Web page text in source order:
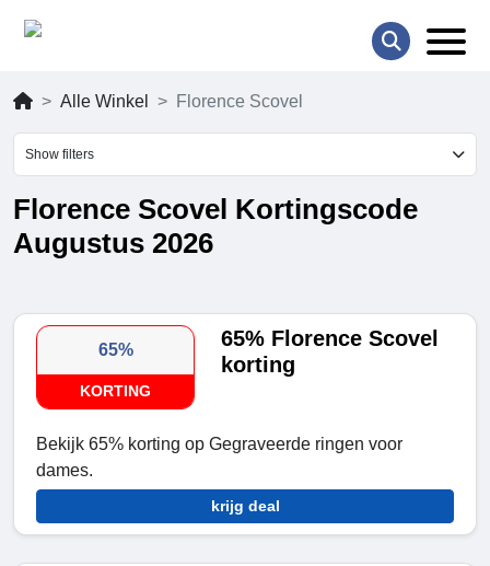
Alle Winkel Florence Scovel
Show filters
Florence Scovel Kortingscode
Augustus 2026
65%
KORTING
65% Florence Scovel
korting
Bekijk 65% korting op Gegraveerde ringen voor
dames.
krijg deal